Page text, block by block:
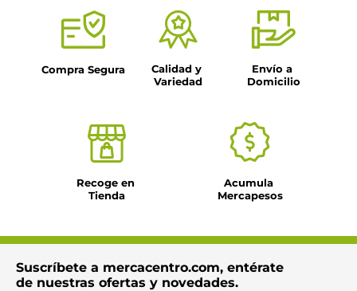
Enviar comentario
Compra Segura
Calidad y
Variedad
Envío a
Domicilio
Recoge en
Tienda
Acumula
Mercapesos
Suscríbete a mercacentro.com, entérate
de nuestras ofertas y novedades.